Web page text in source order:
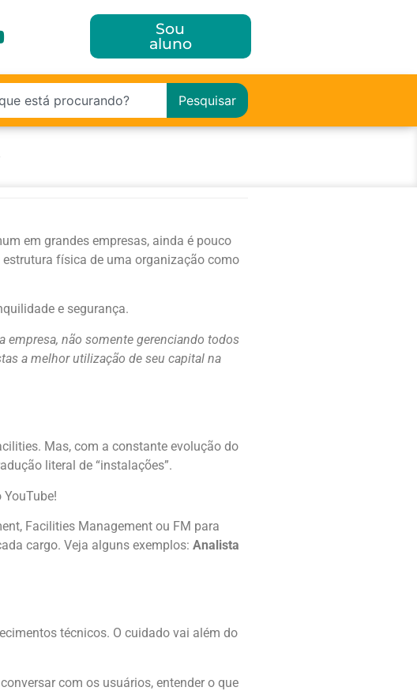
Sou
aluno
Pesquisar
em grandes empresas, ainda é pouco
física de uma organização como
e segurança.
empresa, não somente gerenciando todos
a melhor utilização de seu capital na
Mas, com a constante evolução do
literal de “instalações”.
Facilities Management ou FM para
cargo. Veja alguns exemplos: Analista
técnicos. O cuidado vai além do
conversar com os usuários, entender o que